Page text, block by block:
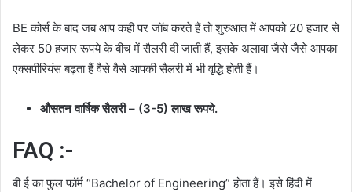
BE कोर्स के बाद जब आप कही पर जॉब करते हैं तो शुरुआत में आपको 20 हजार से
लेकर 50 हजार रूपये के बीच में सैलरी दी जाती हैं, इसके अलावा जैसे जैसे आपका
एक्सपीरियंस बढ़ता हैं वैसे वैसे आपकी सैलरी में भी वृद्धि होती हैं।
औसतन वार्षिक सैलरी – (3-5) लाख रूपये.
FAQ :-
बी ई का फुल फॉर्म “Bachelor of Engineering” होता हैं। इसे हिंदी में